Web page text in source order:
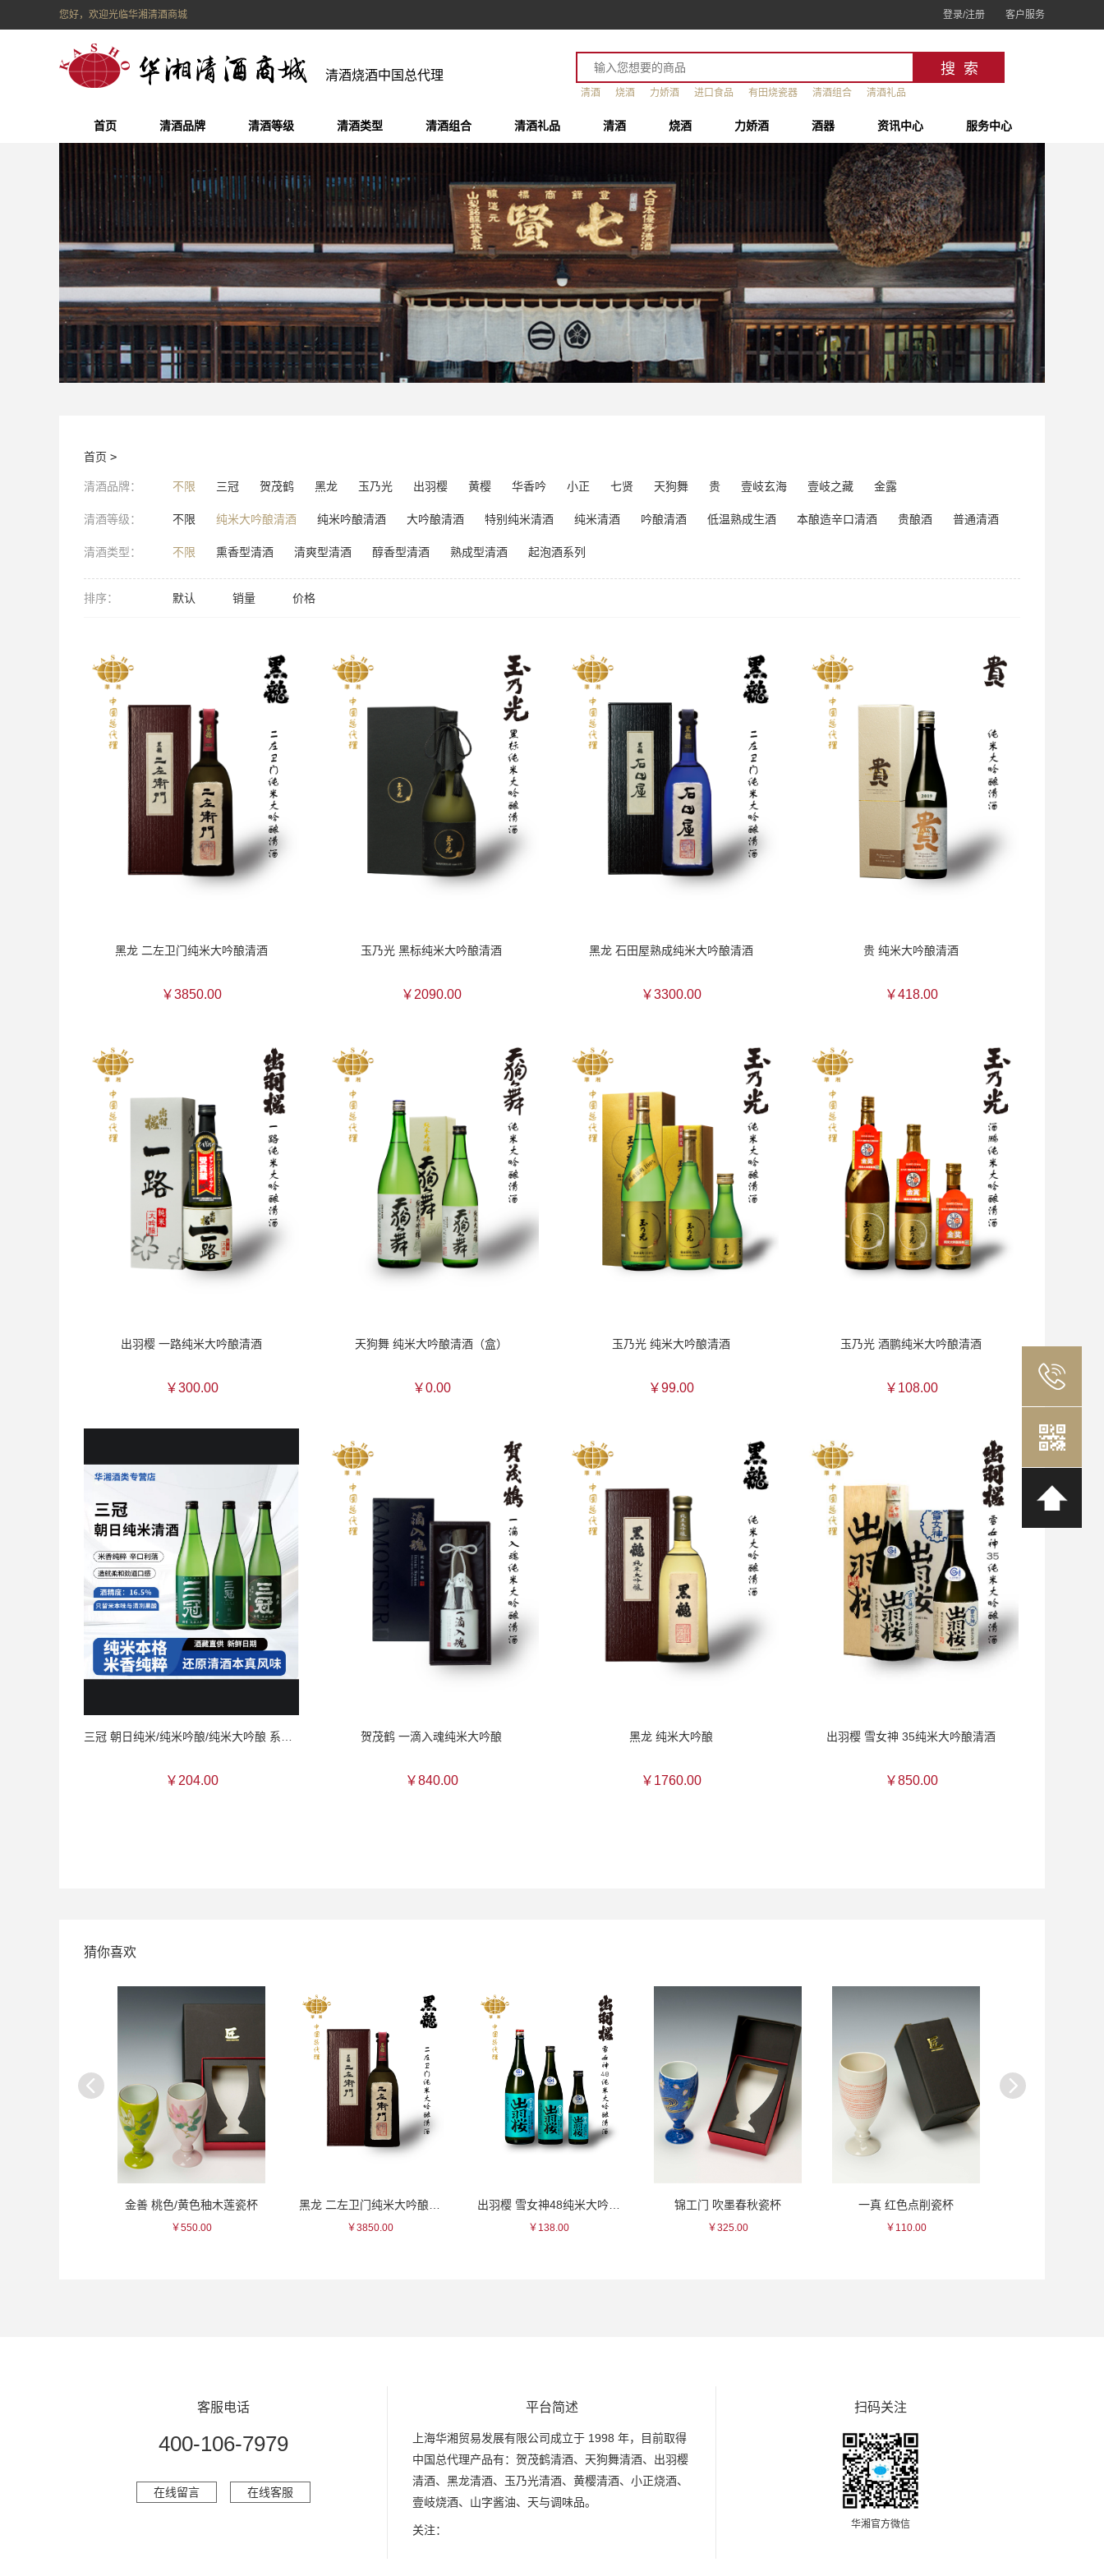
您好，欢迎光临华湘清酒商城 登录/注册 客户服务
清酒烧酒中国总代理
清酒 烧酒 力娇酒 进口食品 有田烧瓷器 清酒组合 清酒礼品
首页 清酒品牌 清酒等级 清酒类型 清酒组合 清酒礼品 清酒 烧酒 力娇酒 酒器 资讯中心 服务中心
首页 >
清酒品牌： 不限 三冠 贺茂鹤 黑龙 玉乃光 出羽樱 黄樱 华香吟 小正 七贤 天狗舞 贵 壹岐玄海 壹岐之藏 金露
清酒等级： 不限 纯米大吟酿清酒 纯米吟酿清酒 大吟酿清酒 特别纯米清酒 纯米清酒 吟酿清酒 低温熟成生酒 本酿造辛口清酒 贵酿酒 普通清酒
清酒类型： 不限 熏香型清酒 清爽型清酒 醇香型清酒 熟成型清酒 起泡酒系列
排序： 默认 销量 价格
黑龙 二左卫门纯米大吟酿清酒
￥3850.00
玉乃光 黑标纯米大吟酿清酒
￥2090.00
黑龙 石田屋熟成纯米大吟酿清酒
￥3300.00
贵 纯米大吟酿清酒
￥418.00
出羽樱 一路纯米大吟酿清酒
￥300.00
天狗舞 纯米大吟酿清酒（盒）
￥0.00
玉乃光 纯米大吟酿清酒
￥99.00
玉乃光 酒鹏纯米大吟酿清酒
￥108.00
￥204.00
贺茂鹤 一滴入魂纯米大吟酿
￥840.00
黑龙 纯米大吟酿
￥1760.00
出羽樱 雪女神 35纯米大吟酿清酒
￥850.00
猜你喜欢
金善 桃色/黄色秞木莲瓷杯
￥550.00 ￥3850.00 ￥138.00
锦工门 吹墨春秋瓷杯
￥325.00
一真 红色点削瓷杯
￥110.00
客服电话
400-106-7979
在线留言 在线客服
平台简述
上海华湘贸易发展有限公司成立于 1998 年，目前取得
中国总代理产品有：贺茂鹤清酒、天狗舞清酒、出羽樱
清酒、黑龙清酒、玉乃光清酒、黄樱清酒、小正烧酒、
壹岐烧酒、山字酱油、天与调味品。
关注：
扫码关注
华湘官方微信